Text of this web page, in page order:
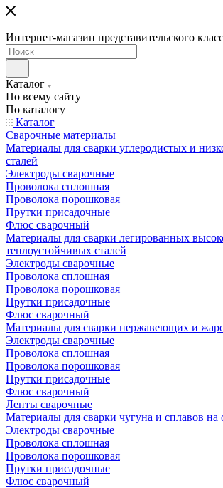
Интернет-магазин представительского
Каталог
По всему сайту
По каталогу
Каталог
Сварочные материалы
Материалы для сварки углеродистых и
сталей
Электроды сварочные
Проволока сплошная
Проволока порошковая
Прутки присадочные
Флюс сварочный
Материалы для сварки легированных
теплоустойчивых сталей
Электроды сварочные
Проволока сплошная
Проволока порошковая
Прутки присадочные
Флюс сварочный
Материалы для сварки нержавеющих и
Электроды сварочные
Проволока сплошная
Проволока порошковая
Прутки присадочные
Флюс сварочный
Ленты сварочные
Материалы для сварки чугуна и сплавов на
Электроды сварочные
Проволока сплошная
Проволока порошковая
Прутки присадочные
Флюс сварочный